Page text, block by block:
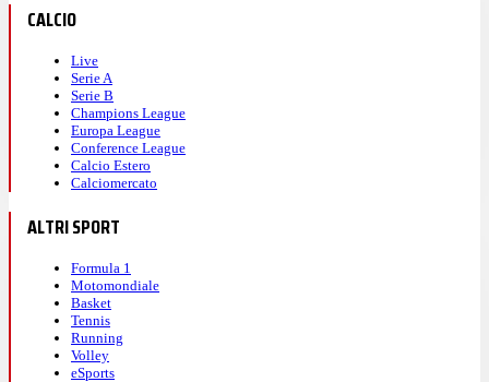
CALCIO
Live
Serie A
Serie B
Champions League
Europa League
Conference League
Calcio Estero
Calciomercato
ALTRI SPORT
Formula 1
Motomondiale
Basket
Tennis
Running
Volley
eSports